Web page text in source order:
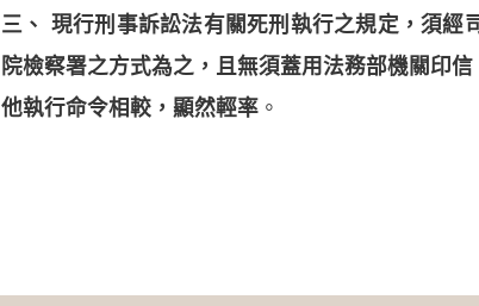
三、 現行刑事訴訟法有關死刑執行之規定，須
院檢察署之方式為之，且無須蓋用法務部機關印
他執行命令相較，顯然輕率 。